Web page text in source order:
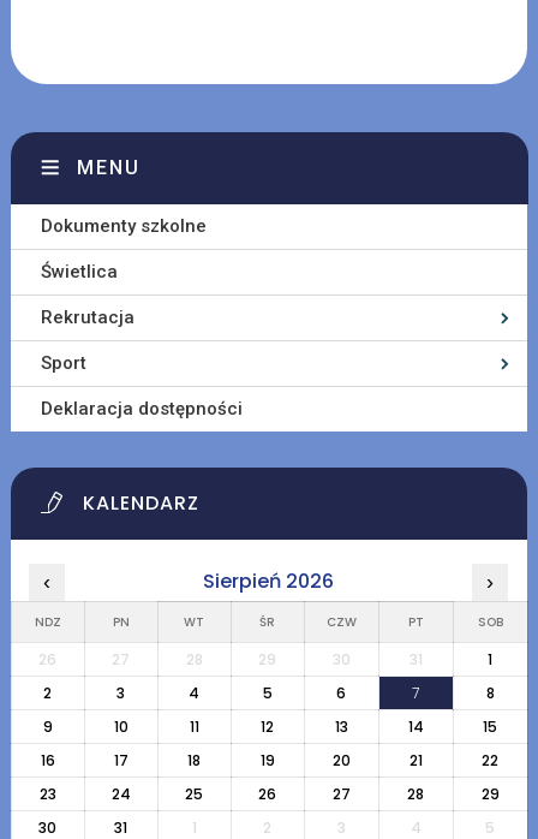
MENU
Dokumenty szkolne
Świetlica
Rekrutacja
Sport
Deklaracja dostępności
KALENDARZ
‹ Sierpień 2026 ›
NDZ PN WT ŚR CZW PT SOB
26 27 28 29 30 31
1
2
3 4 5 6 7
8
9
10 11 12 13 14
15
16
17 18 19 20 21
22
23
24 25 26 27 28
29
30
31 1 2 3 4 5